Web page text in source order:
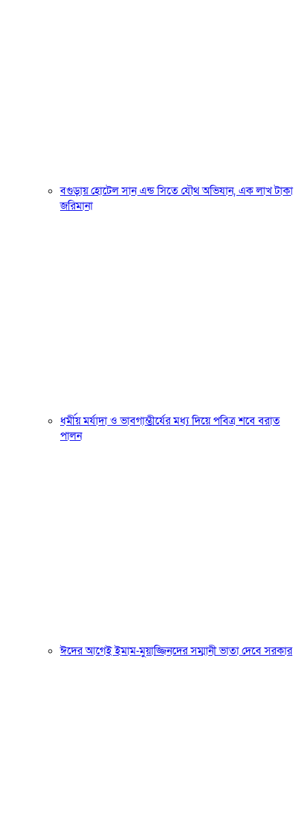
বগুড়ায় হোটেল সান এন্ড সিতে যৌথ অভিযান, এক লাখ টাকা
জরিমানা
ধর্মীয় মর্যাদা ও ভাবগাম্ভীর্যের মধ্য দিয়ে পবিত্র শবে বরাত
পালন
ঈদের আগেই ইমাম-মুয়াজ্জিনদের সম্মানী ভাতা দেবে সরকার